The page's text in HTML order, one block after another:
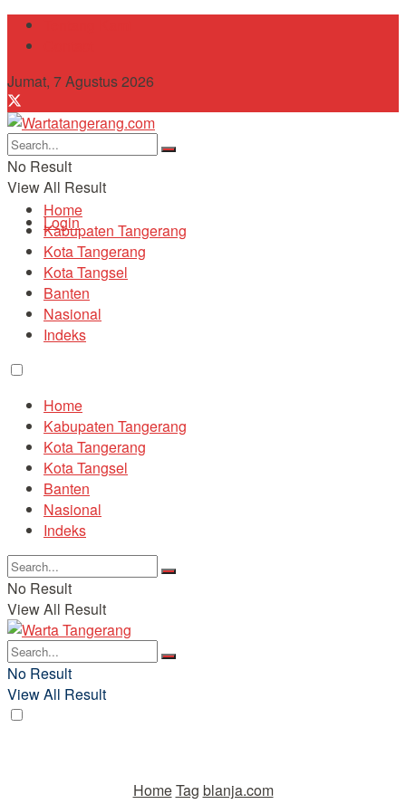
Jumat, 7 Agustus 2026
No Result
View All Result
Login
Home
Kabupaten Tangerang
Kota Tangerang
Kota Tangsel
Banten
Nasional
Indeks
Home
Kabupaten Tangerang
Kota Tangerang
Kota Tangsel
Banten
Nasional
Indeks
No Result
View All Result
No Result
View All Result
HomeTag blanja.com